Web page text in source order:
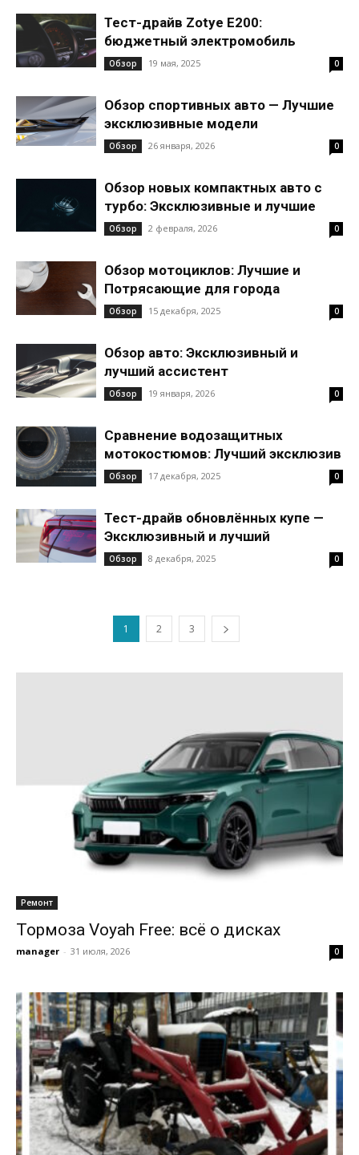
Тест-драйв Zotye E200:
бюджетный электромобиль
Обзор 19 мая, 2025 0
Обзор спортивных авто — Лучшие
эксклюзивные модели
Обзор 26 января, 2026 0
Обзор новых компактных авто с
турбо: Эксклюзивные и лучшие
Обзор 2 февраля, 2026 0
Обзор мотоциклов: Лучшие и
Потрясающие для города
Обзор 15 декабря, 2025 0
Обзор авто: Эксклюзивный и
лучший ассистент
Обзор 19 января, 2026 0
Сравнение водозащитных
мотокостюмов: Лучший эксклюзив
Обзор 17 декабря, 2025 0
Тест-драйв обновлённых купе —
Эксклюзивный и лучший
Обзор 8 декабря, 2025 0
1 2 3
Ремонт
Тормоза Voyah Free: всё о дисках
manager - 31 июля, 2026 0